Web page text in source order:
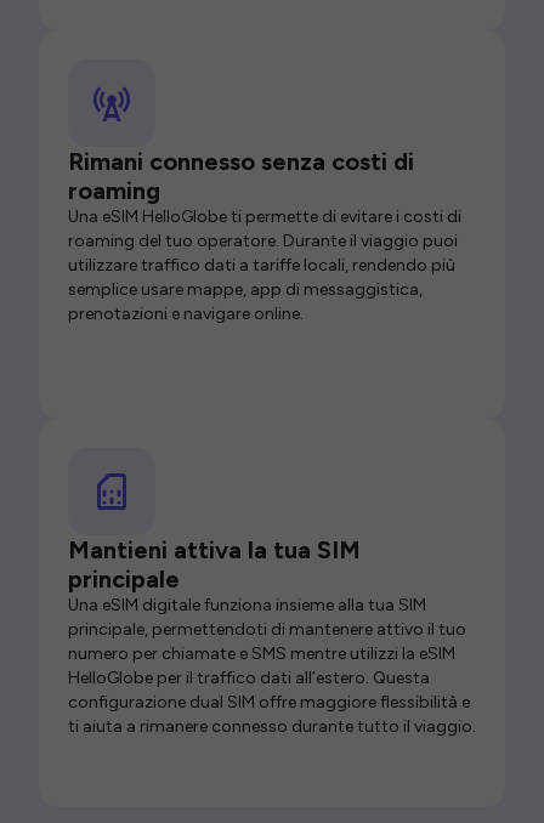
Rimani connesso senza costi di
roaming
Una eSIM HelloGlobe ti permette di evitare i costi di
roaming del tuo operatore. Durante il viaggio puoi
utilizzare traffico dati a tariffe locali, rendendo più
semplice usare mappe, app di messaggistica,
prenotazioni e navigare online.
Mantieni attiva la tua SIM
principale
Una eSIM digitale funziona insieme alla tua SIM
principale, permettendoti di mantenere attivo il tuo
numero per chiamate e SMS mentre utilizzi la eSIM
HelloGlobe per il traffico dati all’estero. Questa
configurazione dual SIM offre maggiore flessibilità e
ti aiuta a rimanere connesso durante tutto il viaggio.